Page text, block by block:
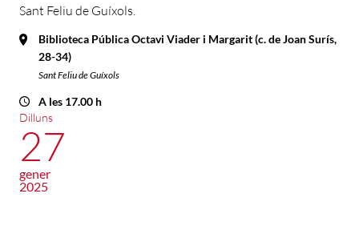
Sant Feliu de Guíxols.
Biblioteca Pública Octavi Viader i Margarit (c. de Joan Surís,
28-34)
Sant Feliu de Guíxols
A les 17.00 h
Dilluns
27
gener
2025